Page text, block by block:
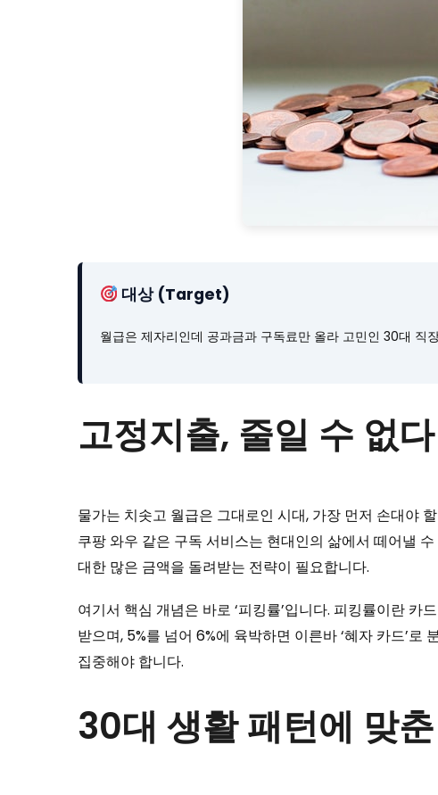
대상 (Target)
월급은 제자리인데 공과금과 구독료만 올라 고민인 30대 직
고정지출, 줄일 수 없
물가는 치솟고 월급은 그대로인 시대, 가장 먼저 손대야
쿠팡 와우 같은 구독 서비스는 현대인의 삶에서 떼어낼
대한 많은 금액을 돌려받는 전략이 필요합니다.
여기서 핵심 개념은 바로 ‘피킹률’입니다. 피킹률이란
받으며, 5%를 넘어 6%에 육박하면 이른바 ‘혜자 카드’
집중해야 합니다.
30대 생활 패턴에 맞